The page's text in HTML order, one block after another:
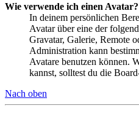
Wie verwende ich einen Avatar?
In deinem persönlichen
Avatar über eine der
Gravatar, Galerie, Remote
Administration kann
Avatare benutzen können.
kannst, solltest du die
Nach oben